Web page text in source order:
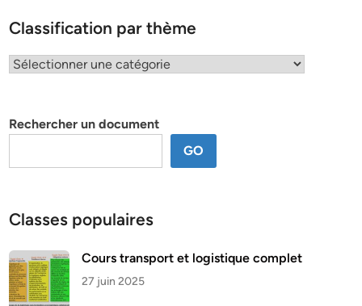
Classification par thème
Classification
Rechercher un document
GO
Classes populaires
Cours transport et logistique complet
27 juin 2025